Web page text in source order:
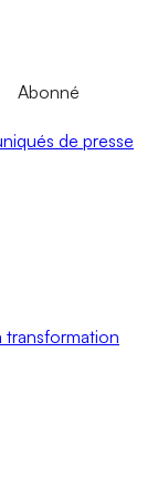
Abonné
de presse
transformation